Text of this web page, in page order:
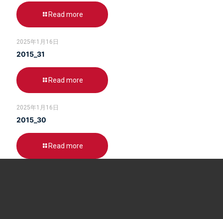
Read more
2025年1月16日
2015_31
Read more
2025年1月16日
2015_30
Read more